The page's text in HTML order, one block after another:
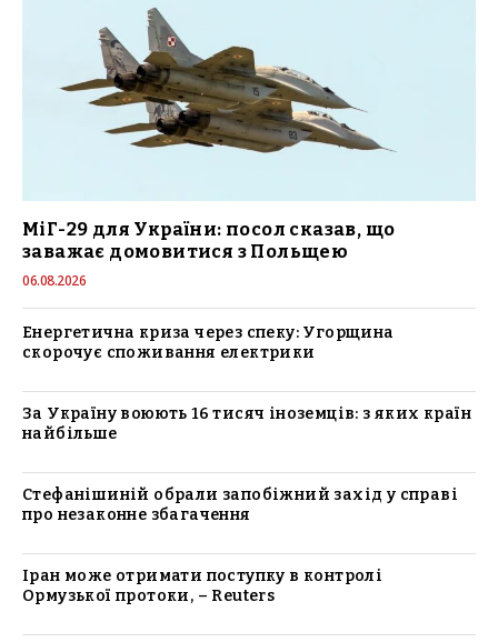
МіГ-29 для України: посол сказав, що
заважає домовитися з Польщею
06.08.2026
Енергетична криза через спеку: Угорщина
скорочує споживання електрики
За Україну воюють 16 тисяч іноземців: з яких країн
найбільше
Стефанішиній обрали запобіжний захід у справі
про незаконне збагачення
Іран може отримати поступку в контролі
Ормузької протоки, – Reuters